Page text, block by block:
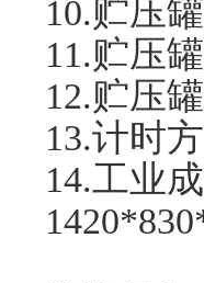
10.贮压
11.贮压
12.贮压
13.计时
14.工业